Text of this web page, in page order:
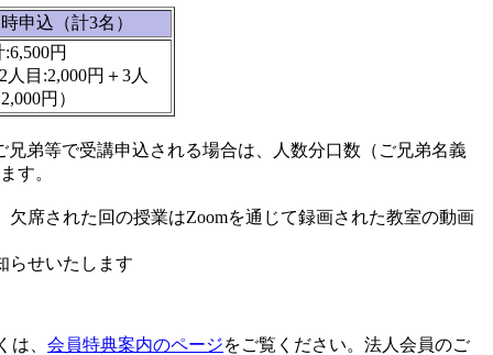
申込（計3名）
:6,500円
人目:2,000円＋3人
円）
弟等で受講申込される場合は、人数分口数（ご兄弟名義
す。
席された回の授業はZoomを通じて録画された教室の動画
らせいたします
、 会員特典案内のページをご覧ください。法人会員のご